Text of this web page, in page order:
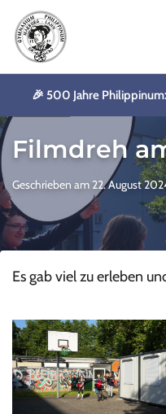
🎉 500 Jahre
Filmdreh
Geschrieben am 22. August
Es gab viel zu erleben